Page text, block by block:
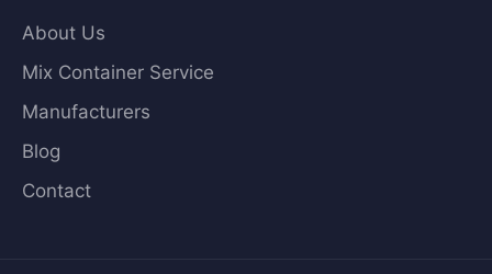
About Us
Mix Container Service
Manufacturers
Blog
Contact